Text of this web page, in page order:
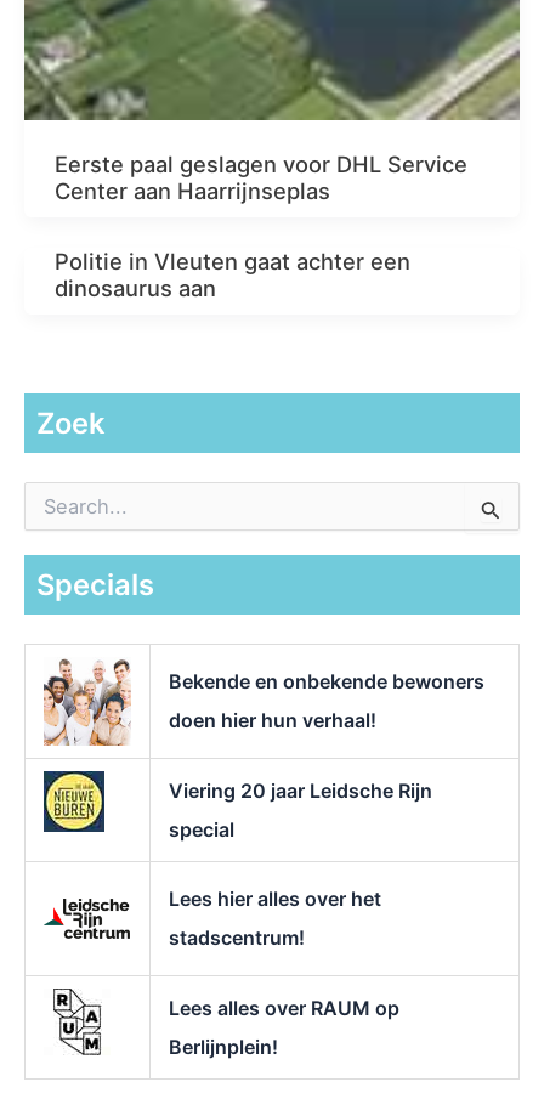
Eerste paal geslagen voor DHL Service
Center aan Haarrijnseplas
Politie in Vleuten gaat achter een
dinosaurus aan
Zoek
a
Specials
Bekende en onbekende bewoners
doen hier hun verhaal!
Viering 20 jaar Leidsche Rijn
special
Lees hier alles over het
stadscentrum!
Lees alles over RAUM op
Berlijnplein!